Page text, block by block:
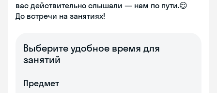
вас действительно слышали — нам по пути.😌
До встречи на занятиях!
Выберите удобное время для
занятий
Предмет